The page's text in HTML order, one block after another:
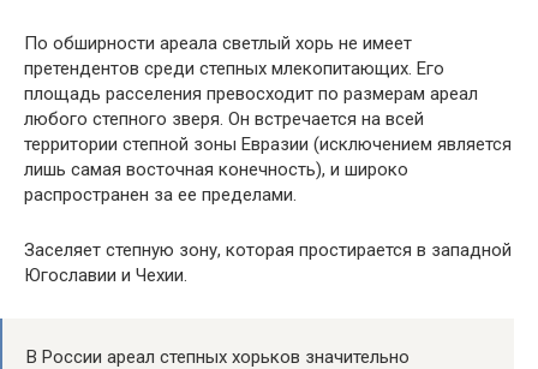
По обширности ареала светлый хорь не имеет
претендентов среди степных млекопитающих. Его
площадь расселения превосходит по размерам ареал
любого степного зверя. Он встречается на всей
территории степной зоны Евразии (исключением является
лишь самая восточная конечность), и широко
распространен за ее пределами.
Заселяет степную зону, которая простирается в западной
Югославии и Чехии.
В России ареал степных хорьков значительно